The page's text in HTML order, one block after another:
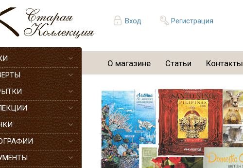
Вход Регистрация
О магазине Статьи Контакты